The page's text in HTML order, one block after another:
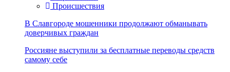
Происшествия
В Славгороде мошенники продолжают обманывать
доверчивых граждан
Россияне выступили за бесплатные переводы средств
самому себе